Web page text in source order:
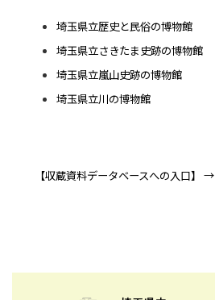
埼玉県立歴史と民俗の博物館
埼玉県立さきたま史跡の博物館
埼玉県立嵐山史跡の博物館
埼玉県立川の博物館
【収蔵資料データベースへの入口】 →